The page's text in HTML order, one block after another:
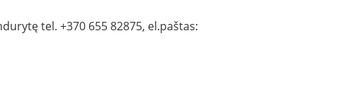
tel. +370 655 82875, el.paštas: